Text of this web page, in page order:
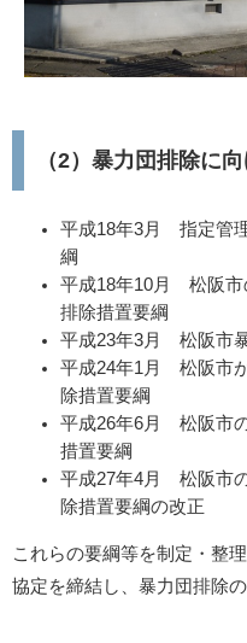
（2）暴力団排除に
平成18年3月 指定管
綱
平成18年10月 松阪市
排除措置要綱
平成23年3月 松阪市
平成24年1月 松阪市
除措置要綱
平成26年6月 松阪市
措置要綱
平成27年4月 松阪市
除措置要綱の改正
これらの要綱等を制定・整
協定を締結し、暴力団排除